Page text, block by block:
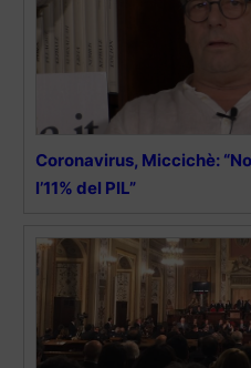
Coronavirus, Miccichè:
l’11% del PIL”